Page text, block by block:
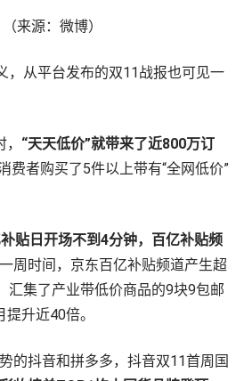
（来源：微博）
，从平台发布的双11战报也可见一
“天天低价”就带来了近800万订
费者购买了5件以上带有“全网低价”
贴日开场不到4分钟，百亿补贴频
一周时间，京东百亿补贴频道产生超
汇集了产业带低价商品的9块9包邮
升近40倍。
的抖音和拼多多，抖音双11首周国